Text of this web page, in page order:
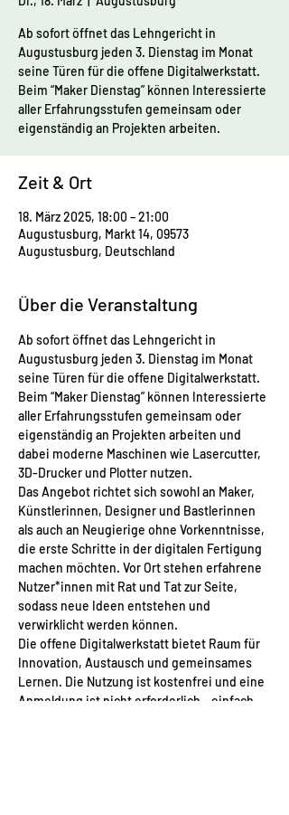
Ab sofort öffnet das Lehngericht in
Augustusburg jeden 3. Dienstag im Monat
seine Türen für die offene Digitalwerkstatt.
Beim “Maker Dienstag” können Interessierte
aller Erfahrungsstufen gemeinsam oder
eigenständig an Projekten arbeiten.
Zeit & Ort
18. März 2025, 18:00 – 21:00
Augustusburg, Markt 14, 09573
Augustusburg, Deutschland
Über die Veranstaltung
Ab sofort öffnet das Lehngericht in
Augustusburg jeden 3. Dienstag im Monat
seine Türen für die offene Digitalwerkstatt.
Beim “Maker Dienstag” können Interessierte
aller Erfahrungsstufen gemeinsam oder
eigenständig an Projekten arbeiten und
dabei moderne Maschinen wie Lasercutter,
3D-Drucker und Plotter nutzen.
Das Angebot richtet sich sowohl an Maker,
Künstlerinnen, Designer und Bastlerinnen
als auch an Neugierige ohne Vorkenntnisse,
die erste Schritte in der digitalen Fertigung
machen möchten. Vor Ort stehen erfahrene
Nutzer*innen mit Rat und Tat zur Seite,
sodass neue Ideen entstehen und
verwirklicht werden können.
Die offene Digitalwerkstatt bietet Raum für
Innovation, Austausch und gemeinsames
Lernen. Die Nutzung ist kostenfrei und eine
Anmeldung ist nicht erforderlich – einfach